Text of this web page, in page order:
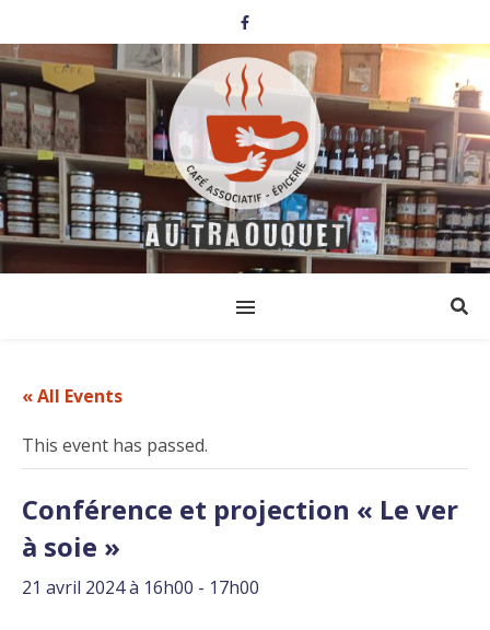
« All Events
This event has passed.
Conférence et projection « Le ver
à soie »
21 avril 2024 à 16h00 - 17h00